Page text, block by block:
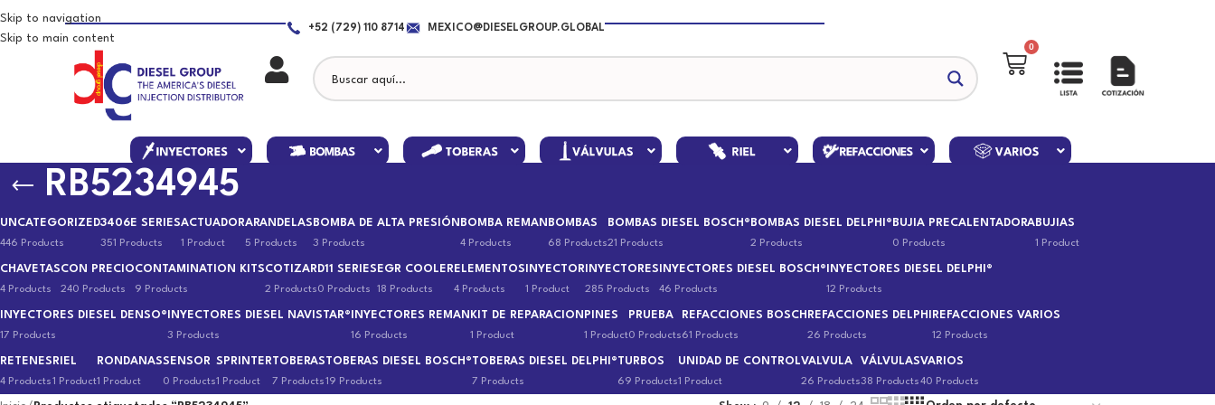
Skip to navigation
Skip to main content
+52 (729) 110 8714 MEXICO@DIESELGROUP.GLOBAL
0
RB5234945
UNCATEGORIZED
446 Products
3406E SERIES
351 Products
ACTUADOR
1 Product
ARANDELAS
5 Products
BOMBA DE ALTA PRESIÓN
3 Products
BOMBA REMAN
4 Products
BOMBAS
68 Products
BOMBAS DIESEL BOSCH®
21 Products
BOMBAS DIESEL DELPHI®
2 Products
BUJIA PRECALENTADORA
0 Products
BUJIAS
1 Product
CHAVETAS
4 Products
CON PRECIO
240 Products
CONTAMINATION KITS
9 Products
COTIZAR
2 Products
D11 SERIES
0 Products
EGR COOLER
18 Products
ELEMENTOS
4 Products
INYECTOR
1 Product
INYECTORES
285 Products
INYECTORES DIESEL BOSCH®
46 Products
INYECTORES DIESEL DELPHI®
12 Products
INYECTORES DIESEL DENSO®
17 Products
INYECTORES DIESEL NAVISTAR®
3 Products
INYECTORES REMAN
16 Products
KIT DE REPARACION
1 Product
PINES
1 Product
PRUEBA
0 Products
REFACCIONES BOSCH
61 Products
REFACCIONES DELPHI
26 Products
REFACCIONES VARIOS
12 Products
RETENES
4 Products
RIEL
1 Product
RONDANAS
1 Product
SENSOR
0 Products
SPRINTER
1 Product
TOBERAS
7 Products
TOBERAS DIESEL BOSCH®
19 Products
TOBERAS DIESEL DELPHI®
7 Products
TURBOS
69 Products
UNIDAD DE CONTROL
1 Product
VALVULA
26 Products
VÁLVULAS
38 Products
VARIOS
40 Products